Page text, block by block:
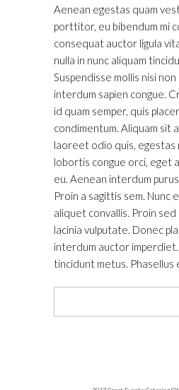
Aenean egestas quam
porttitor, eu bibendum mi
consequat auctor ligula
nulla in nunc aliquam
Suspendisse mollis nisi
interdum sapien congue.
id quam semper, quis
condimentum. Aliquam sit
laoreet odio quis, egestas
lobortis congue orci, eget
eu. Aenean interdum
Proin a sagittis sem. Nunc
aliquet convallis. Proin
lacinia vulputate. Donec
interdum auctor
tincidunt metus. Phasellus